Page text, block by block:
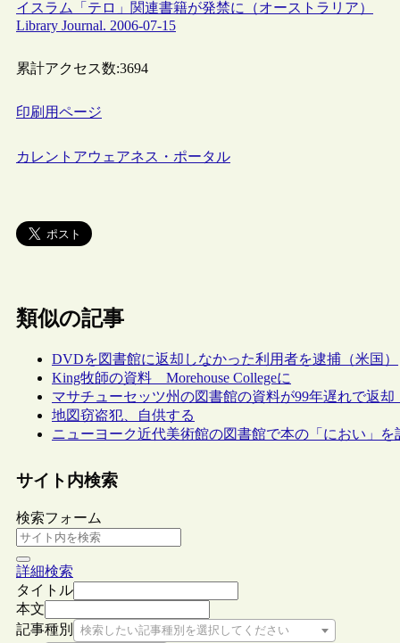
イスラム「テロ」関連書籍が発禁に（オーストラリア）
Library Journal. 2006-07-15
累計アクセス数:3694
印刷用ページ
カレントアウェアネス・ポータル
類似の記事
DVDを図書館に返却しなかった利用者を逮捕（米国）
King牧師の資料 Morehouse Collegeに
マサチューセッツ州の図書館の資料が99年遅れで返却
地図窃盗犯、自供する
ニューヨーク近代美術館の図書館で本の「におい」を
サイト内検索
検索フォーム
詳細検索
タイトル
本文
記事種別
検索したい記事種別を選択してください